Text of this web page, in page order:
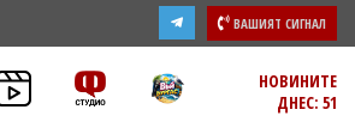
ВАШИЯТ СИГНАЛ
НОВИНИТЕ
ДНЕС: 51